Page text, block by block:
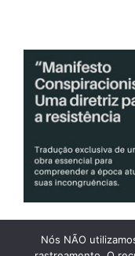
Nós NÃO